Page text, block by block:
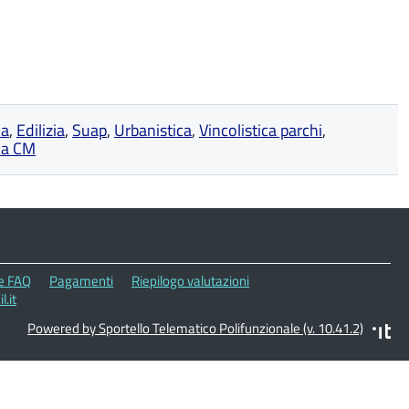
, Edilizia, Suap, Urbanistica,Vincolistica parchi,
CM
FAQ Pagamenti
Riepilogo valutazioni
Powered by Sportello Telematico Polifunzionale (v. 10.41.2)